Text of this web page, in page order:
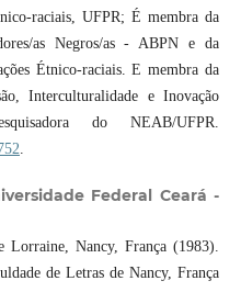
raciais, UFPR; É membra da
as Negros/as - ABPN e da
Étnico-raciais. E membra da
Interculturalidade e Inovação
do NEAB/UFPR.
Federal Ceará -
Nancy, França (1983).
de Letras de Nancy, França